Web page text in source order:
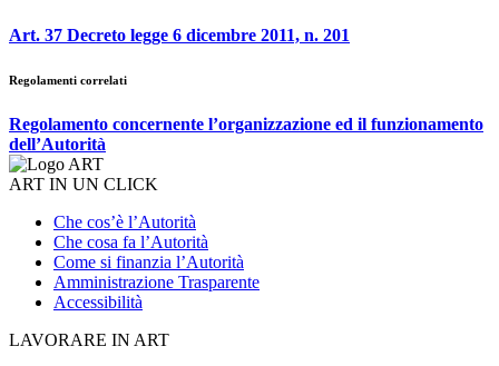
Art. 37 Decreto legge 6 dicembre 2011, n. 201
Regolamenti correlati
Regolamento concernente l’organizzazione ed il funzionamento
dell’Autorità
ART IN UN CLICK
Che cos’è l’Autorità
Che cosa fa l’Autorità
Come si finanzia l’Autorità
Amministrazione Trasparente
Accessibilità
LAVORARE IN ART